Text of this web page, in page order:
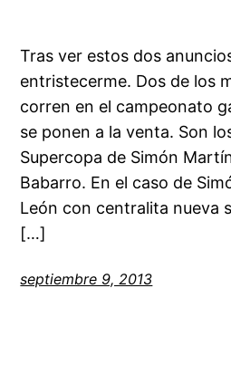
Tras ver estos dos
entristecerme. Dos de los
corren en el campeonato
se ponen a la venta. Son
Supercopa de Simón
Babarro. En el caso de
León con centralita nueva
[…]
septiembre 9, 2013